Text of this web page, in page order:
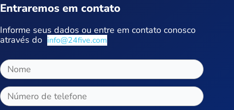
Entraremos em contato
Informe seus dados ou entre em contato conosco
através do info@24five.com